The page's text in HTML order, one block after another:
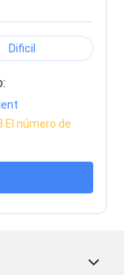
Dificil
El número de